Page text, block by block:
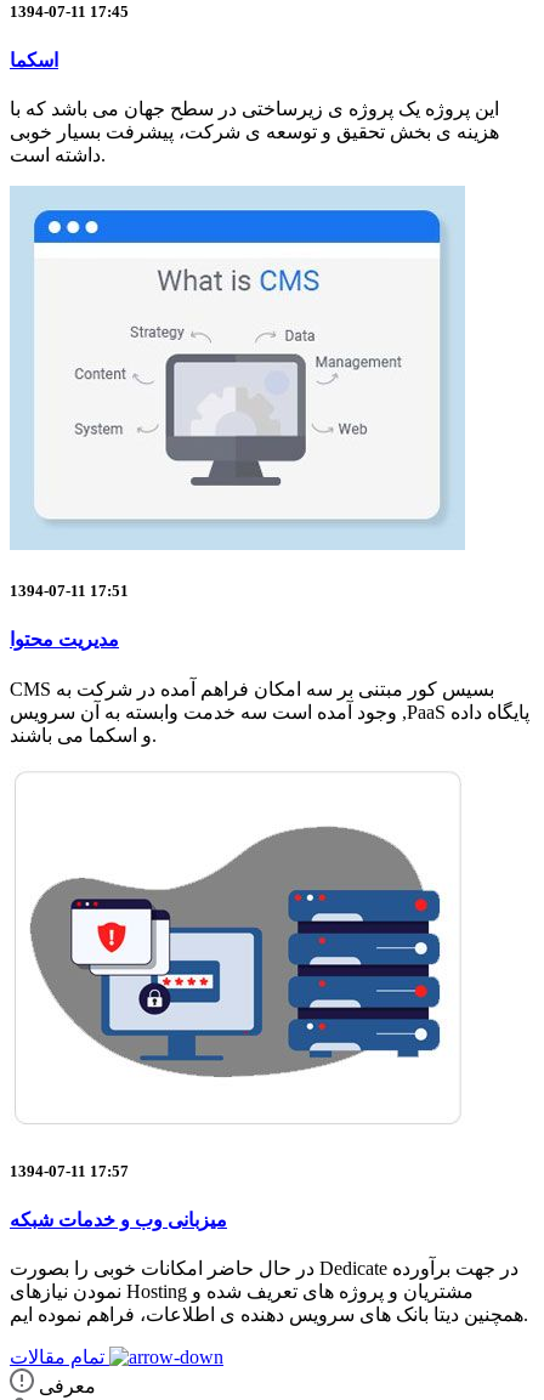
1394-07-11 17:45
اسکما
این پروژه یک پروژه ی زیرساختی در سطح جهان می باشد که با
هزینه ی بخش تحقیق و توسعه ی شرکت، پیشرفت بسیار خوبی
داشته است.
1394-07-11 17:51
مدیریت محتوا
CMS بسیس کور مبتنی بر سه امکان فراهم آمده در شرکت به
وجود آمده است سه خدمت وابسته به آن سرویس ,PaaS پایگاه داده
و اسکما می باشند.
1394-07-11 17:57
میزبانی وب و خدمات شبکه
در حال حاضر امکانات خوبی را بصورت Dedicate در جهت برآورده
نمودن نیازهای Hosting مشتریان و پروژه های تعریف شده و
همچنین دیتا بانک های سرویس دهنده ی اطلاعات، فراهم نموده ایم.
معرفی